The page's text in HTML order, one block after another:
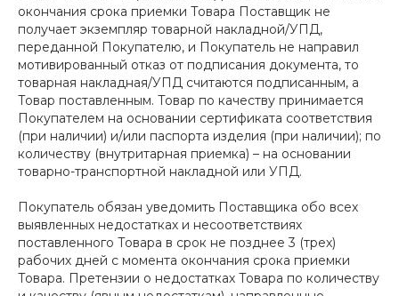
окончания срока приемки Товара Поставщик не
получает экземпляр товарной накладной/УПД,
переданной Покупателю, и Покупатель не направил
мотивированный отказ от подписания документа, то
товарная накладная/УПД считаются подписанным, а
Товар поставленным. Товар по качеству принимается
Покупателем на основании сертификата соответствия
(при наличии) и/или паспорта изделия (при наличии); по
количеству (внутритарная приемка) – на основании
товарно-транспортной накладной или УПД.
Покупатель обязан уведомить Поставщика обо всех
выявленных недостатках и несоответствиях
поставленного Товара в срок не позднее 3 (трех)
рабочих дней с момента окончания срока приемки
Товара. Претензии о недостатках Товара по количеству